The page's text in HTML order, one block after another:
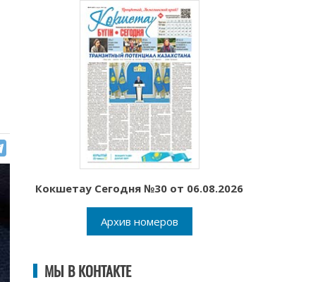
Кокшетау Сегодня №30 от 06.08.2026
Архив номеров
МЫ В КОНТАКТЕ